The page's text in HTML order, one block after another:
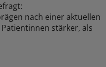
nach einer aktuellen
stärker, als